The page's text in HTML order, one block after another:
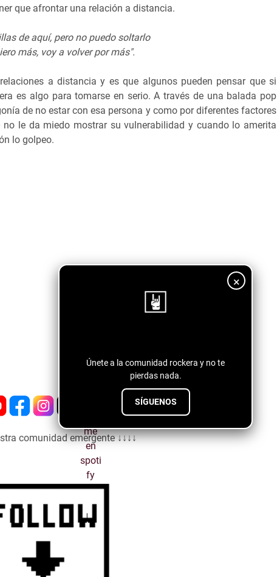
×
Únete a la comunidad rockera y no te
pierdas nada.
SÍGUENOS
que afrontar una relación a distancia.
de aquí, pero no puedo soltarlo
más, voy a volver por más".
a distancia y es que algunos pueden pensar que si
es algo para tomarse en serio. A través de una balada pop
de no estar con esa persona y como por diferentes factores
le da miedo mostrar su vulnerabilidad y cuando lo amerita
lo golpeo.
comunidad emergente ↓↓↓↓